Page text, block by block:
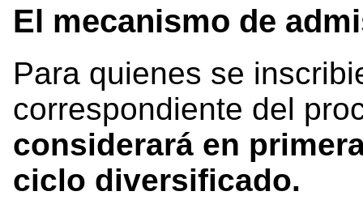
El mecanismo de
Para quienes se
correspondiente del
considerará en
ciclo diversificado.